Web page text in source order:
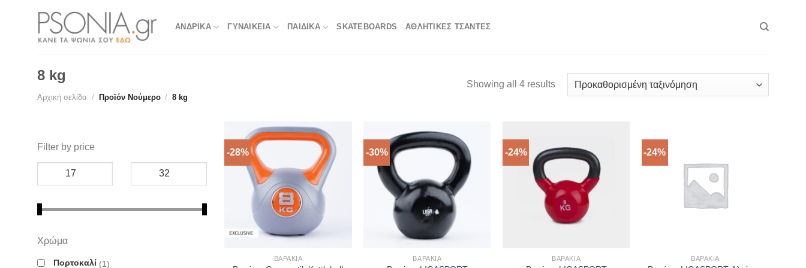
ΑΝΔΡΙΚΑ ΓΥΝΑΙΚΕΙΑ ΠΑΙΔΙΚΑ SKATEBOARDS ΑΘΛΗΤΙΚΈΣ ΤΣΆΝΤΕΣ
8 kg
Αρχική σελίδα / Προϊόν Νούμερο / 8 kg
Showing all 4 results
Filter by price
Χρώμα
Πορτοκαλί
1
-28%
ΒΑΡΆΚΙΑ
-30%
ΒΑΡΆΚΙΑ
-24%
ΒΑΡΆΚΙΑ
-24%
ΒΑΡΆΚΙΑ